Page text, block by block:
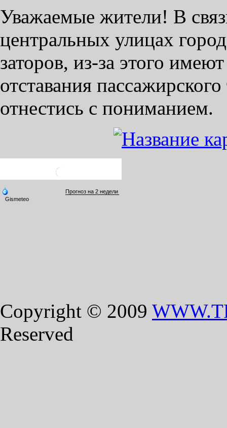
Уважаемые жители! В
центральных улицах
заторов, из-за этого
отставания
отнестись с пониманием.
Copyright © 2009
Reserved